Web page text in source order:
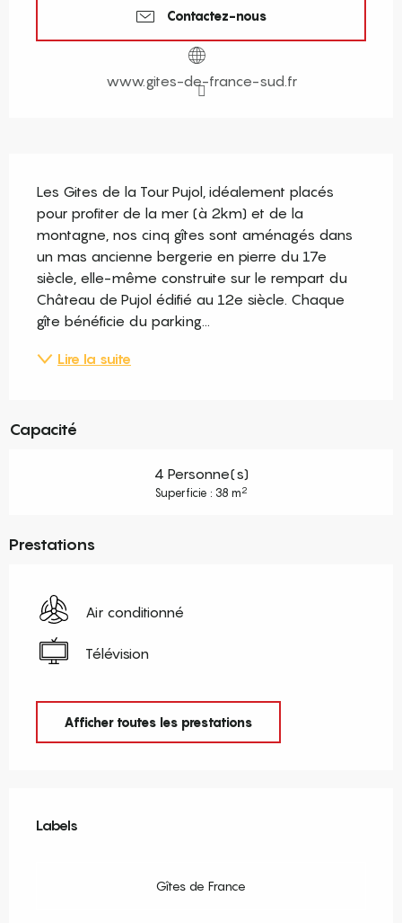
Contactez-nous
www.gites-de-france-sud.fr
Les Gites de la Tour Pujol, idéalement placés
pour profiter de la mer (à 2km) et de la
montagne, nos cinq gîtes sont aménagés dans
un mas ancienne bergerie en pierre du 17e
siècle, elle-même construite sur le rempart du
Château de Pujol édifié au 12e siècle. Chaque
gîte bénéficie du parking...
Lire la suite
Capacité
4 Personne(s)
Superficie : 38 m2
Prestations
Air conditionné
Télévision
Afficher toutes les prestations
Labels
Labels
Gîtes de France